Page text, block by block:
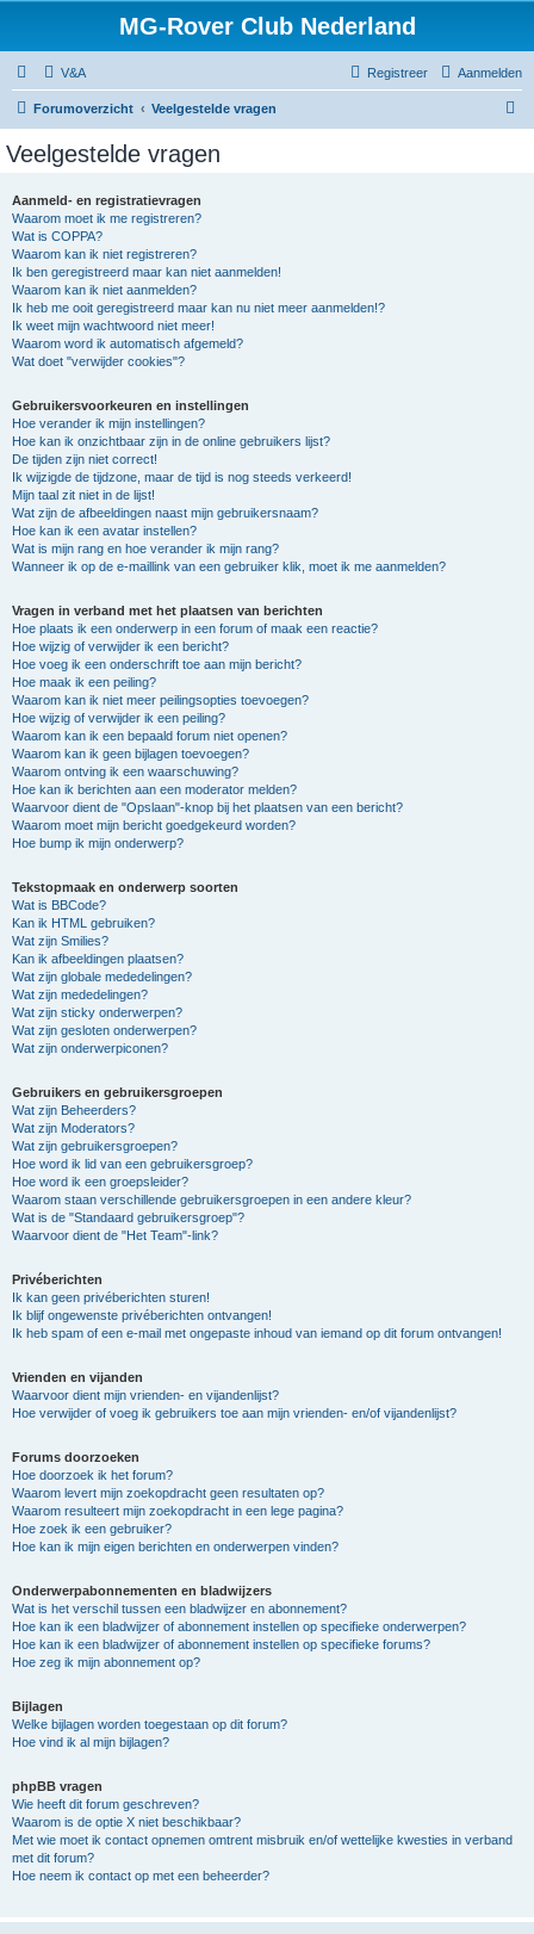
MG-Rover Club Nederland
V&A Aanmelden
Registreer
Forumoverzicht Veelgestelde vragen
Veelgestelde vragen
Aanmeld- en registratievragen
Waarom moet ik me registreren?
Wat is COPPA?
Waarom kan ik niet registreren?
Ik ben geregistreerd maar kan niet aanmelden!
Waarom kan ik niet aanmelden?
Ik heb me ooit geregistreerd maar kan nu niet meer aanmelden!?
Ik weet mijn wachtwoord niet meer!
Waarom word ik automatisch afgemeld?
Wat doet "verwijder cookies"?
Gebruikersvoorkeuren en instellingen
Hoe verander ik mijn instellingen?
Hoe kan ik onzichtbaar zijn in de online gebruikers lijst?
De tijden zijn niet correct!
Ik wijzigde de tijdzone, maar de tijd is nog steeds verkeerd!
Mijn taal zit niet in de lijst!
Wat zijn de afbeeldingen naast mijn gebruikersnaam?
Hoe kan ik een avatar instellen?
Wat is mijn rang en hoe verander ik mijn rang?
Wanneer ik op de e-maillink van een gebruiker klik, moet ik me aanmelden?
Vragen in verband met het plaatsen van berichten
Hoe plaats ik een onderwerp in een forum of maak een reactie?
Hoe wijzig of verwijder ik een bericht?
Hoe voeg ik een onderschrift toe aan mijn bericht?
Hoe maak ik een peiling?
Waarom kan ik niet meer peilingsopties toevoegen?
Hoe wijzig of verwijder ik een peiling?
Waarom kan ik een bepaald forum niet openen?
Waarom kan ik geen bijlagen toevoegen?
Waarom ontving ik een waarschuwing?
Hoe kan ik berichten aan een moderator melden?
Waarvoor dient de "Opslaan"-knop bij het plaatsen van een bericht?
Waarom moet mijn bericht goedgekeurd worden?
Hoe bump ik mijn onderwerp?
Tekstopmaak en onderwerp soorten
Wat is BBCode?
Kan ik HTML gebruiken?
Wat zijn Smilies?
Kan ik afbeeldingen plaatsen?
Wat zijn globale mededelingen?
Wat zijn mededelingen?
Wat zijn sticky onderwerpen?
Wat zijn gesloten onderwerpen?
Wat zijn onderwerpiconen?
Gebruikers en gebruikersgroepen
Wat zijn Beheerders?
Wat zijn Moderators?
Wat zijn gebruikersgroepen?
Hoe word ik lid van een gebruikersgroep?
Hoe word ik een groepsleider?
Waarom staan verschillende gebruikersgroepen in een andere kleur?
Wat is de "Standaard gebruikersgroep"?
Waarvoor dient de "Het Team"-link?
Privéberichten
Ik kan geen privéberichten sturen!
Ik blijf ongewenste privéberichten ontvangen!
Ik heb spam of een e-mail met ongepaste inhoud van iemand op dit forum ontvangen!
Vrienden en vijanden
Waarvoor dient mijn vrienden- en vijandenlijst?
Hoe verwijder of voeg ik gebruikers toe aan mijn vrienden- en/of vijandenlijst?
Forums doorzoeken
Hoe doorzoek ik het forum?
Waarom levert mijn zoekopdracht geen resultaten op?
Waarom resulteert mijn zoekopdracht in een lege pagina?
Hoe zoek ik een gebruiker?
Hoe kan ik mijn eigen berichten en onderwerpen vinden?
Onderwerpabonnementen en bladwijzers
Wat is het verschil tussen een bladwijzer en abonnement?
Hoe kan ik een bladwijzer of abonnement instellen op specifieke onderwerpen?
Hoe kan ik een bladwijzer of abonnement instellen op specifieke forums?
Hoe zeg ik mijn abonnement op?
Bijlagen
Welke bijlagen worden toegestaan op dit forum?
Hoe vind ik al mijn bijlagen?
phpBB vragen
Wie heeft dit forum geschreven?
Waarom is de optie X niet beschikbaar?
Met wie moet ik contact opnemen omtrent misbruik en/of wettelijke kwesties in verband
met dit forum?
Hoe neem ik contact op met een beheerder?